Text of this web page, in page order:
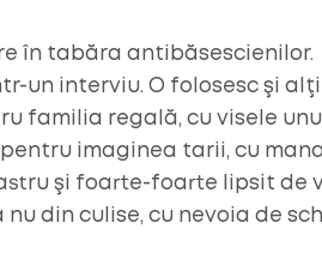
în tabăra antibăsescienilor.
un interviu. O folosesc şi
familia regală, cu visele
imaginea tarii, cu
şi foarte-foarte lipsit de
din culise, cu nevoia de